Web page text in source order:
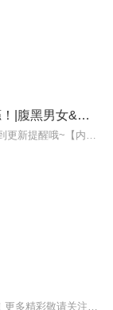
美人如玉：总裁老公勾妻上瘾！|腹黑男女&家有萌娃|AI电子书